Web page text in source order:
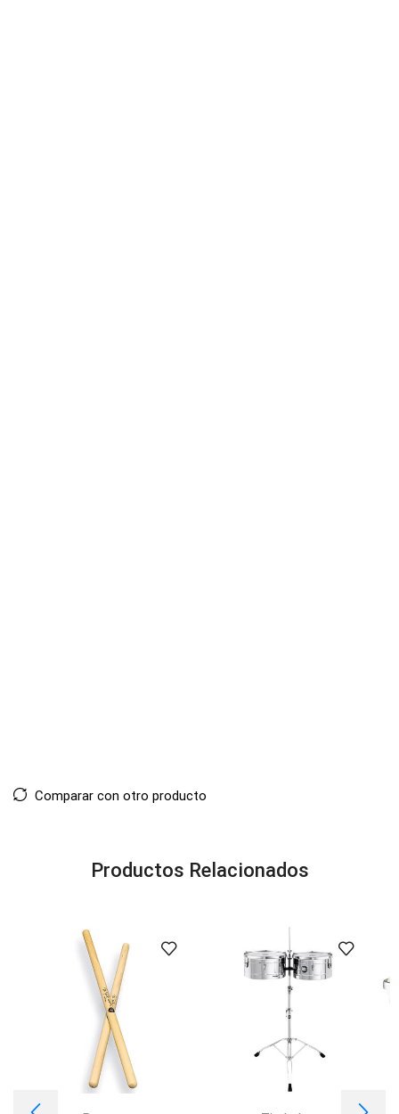
Comparar con otro producto
Productos Relacionados